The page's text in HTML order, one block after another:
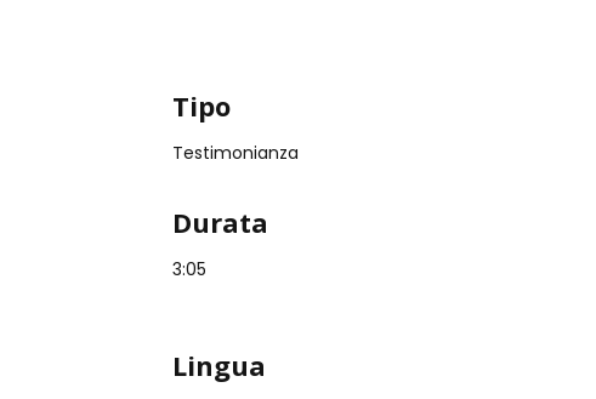
Tipo
Testimonianza
Durata
3:05
Lingua